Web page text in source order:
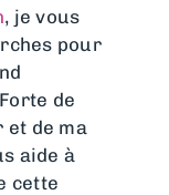
, je vous
pour
de
et de ma
aide à
cette